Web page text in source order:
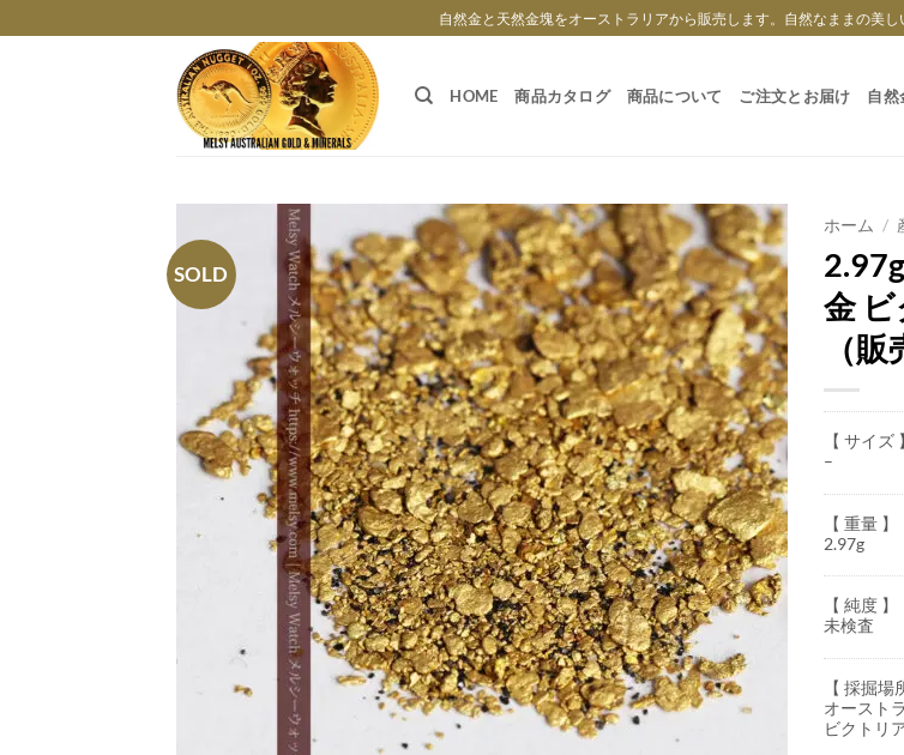
to
自然金と天然金塊をオーストラリアから販売します。自然なままの美し
HOME 商品カタログ 商品について ご注文とお届け 自然
SOLD
ホーム /
金
（販
【 サイズ 】
–
【 重量 】
2.97g
【 純度 】
未検査
【 採掘場
オースト
ビクトリ